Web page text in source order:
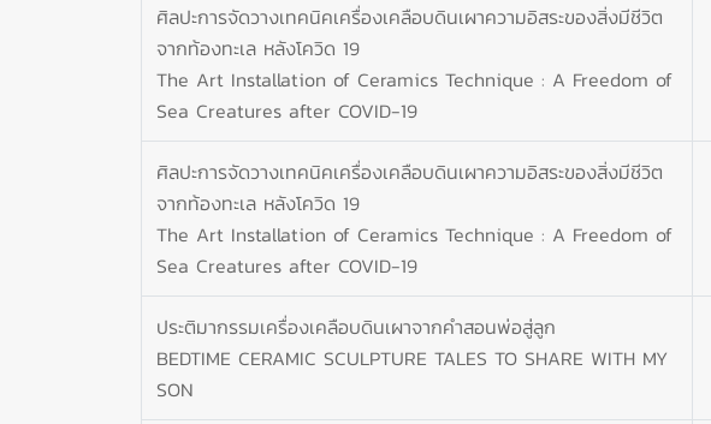
ศิลปะการจัดวางเทคนิคเครื่องเคลือบดินเผาความอิสระของสิ่งมีชีวิต
จากท้องทะเล หลังโควิด 19
The Art Installation of Ceramics Technique : A Freedom of
Sea Creatures after COVID-19
ศิลปะการจัดวางเทคนิคเครื่องเคลือบดินเผาความอิสระของสิ่งมีชีวิต
จากท้องทะเล หลังโควิด 19
The Art Installation of Ceramics Technique : A Freedom of
Sea Creatures after COVID-19
ประติมากรรมเครื่องเคลือบดินเผาจากคำสอนพ่อสู่ลูก
BEDTIME CERAMIC SCULPTURE TALES TO SHARE WITH MY
SON